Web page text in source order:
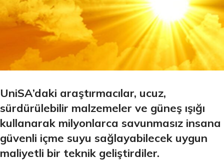
UniSA’daki araştırmacılar, ucuz,
sürdürülebilir malzemeler ve güneş ışığı
kullanarak milyonlarca savunmasız insana
güvenli içme suyu sağlayabilecek uygun
maliyetli bir teknik geliştirdiler.